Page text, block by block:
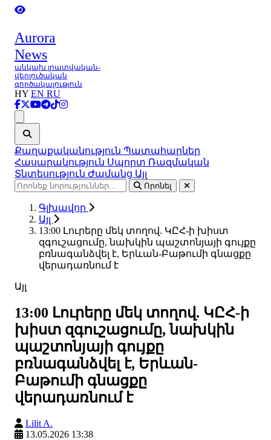
Aurora
News
անկախ լրատվական-
վերլուծական
գործակալություն
HY EN RU
Քաղաքականություն Պատահարներ
Հասարակություն Սպորտ Ռազմական
Տնտեսություն Ժամանց Այլ
Որոնել
Գլխավոր
Այլ
13:00 Լուրերը մեկ տողով. ԿԸՀ-ի խիստ
զգուշացումը, նախկին պաշտոնյայի գույքը
բռնագանձվել է, Երևան-Բաթումի գնացքը
վերադառնում է
Այլ
13:00 Լուրերը մեկ տողով. ԿԸՀ-ի
խիստ զգուշացումը, նախկին
պաշտոնյայի գույքը
բռնագանձվել է, Երևան-
Բաթումի գնացքը
վերադառնում է
Lilit A.
13.05.2026 13:38